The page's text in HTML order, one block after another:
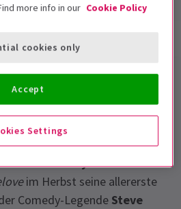
West End-
vonSean Foleyund
Stanley Kubrick
im Herbst seine allererste
Comedy-Legende Steve
more info in our Cookie Policy
Settings
cookies only
Accept